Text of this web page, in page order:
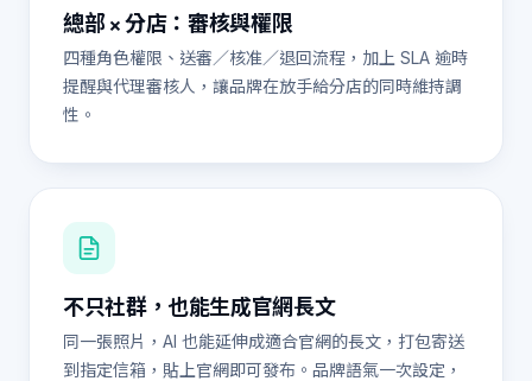
總部 × 分店：審核與權限
四種角色權限、送審／核准／退回流程，加上 SLA 逾時
提醒與代理審核人，讓品牌在放手給分店的同時維持調
性。
不只社群，也能生成官網長文
同一張照片，AI 也能延伸成適合官網的長文，打包寄送
到指定信箱，貼上官網即可發布。品牌語氣一次設定，